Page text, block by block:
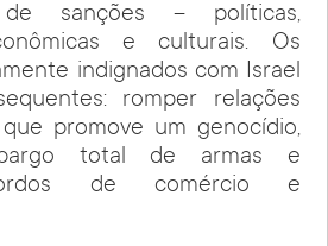
sanções – políticas,
e culturais. Os
indignados com Israel
romper relações
promove um genocídio,
total de armas e
de comércio e